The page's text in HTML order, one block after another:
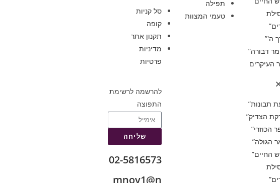
ה'”
דבורה”
העיקרים
תבונות”
הצדיק”
הכוזרי”
הגולה”
החיים”
תפילה
טעמי המצוות
סל קניות
קופה
תקנון אתר
מדיניות
פרטיות
להרשמה לרשימת
התפוצה
שליחה
02-5816573
mnoy1@n